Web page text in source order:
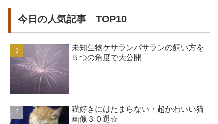
今日の人気記事 TOP10
未知生物ケサランパサランの飼い方を
５つの角度で大公開
猫好きにはたまらない・超かわいい猫
画像３０選☆